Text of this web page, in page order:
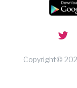
Copyright©